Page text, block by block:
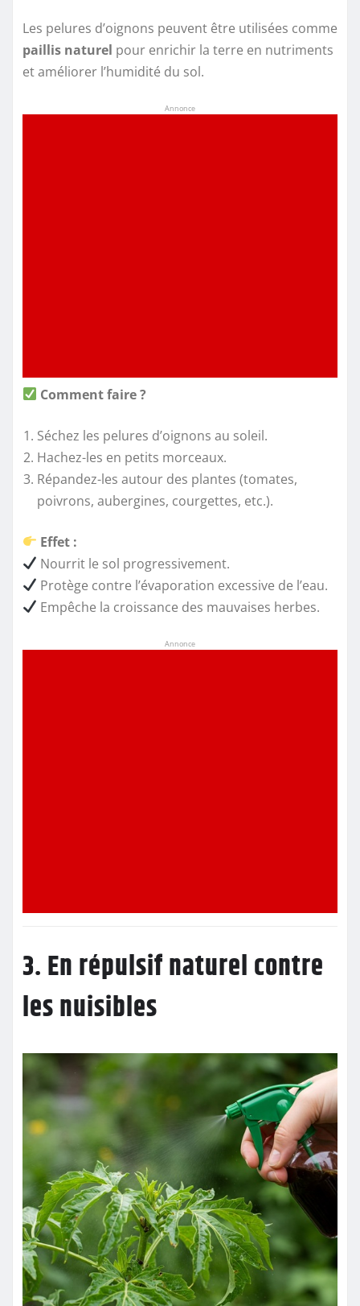
Les pelures d’oignons peuvent être utilisées comme
paillis naturel pour enrichir la terre en nutriments
et améliorer l’humidité du sol.
Annonce
Comment faire ?
Séchez les pelures d’oignons au soleil.
Hachez-les en petits morceaux.
Répandez-les autour des plantes (tomates,
poivrons, aubergines, courgettes, etc.).
Effet :
Nourrit le sol progressivement.
Protège contre l’évaporation excessive de l’eau.
Empêche la croissance des mauvaises herbes.
Annonce
3. En répulsif naturel contre
les nuisibles